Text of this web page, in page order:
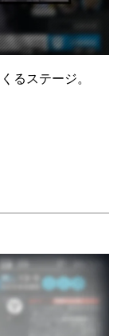
るステージ。